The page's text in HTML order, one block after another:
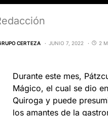
CERTEZA JUNIO 7, 2022 2
Durante este mes,
Mágico, el cual se dio
Quiroga y puede
los amantes de la